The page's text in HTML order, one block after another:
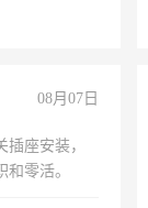
没问题！
08月07日
座安装，
零活。